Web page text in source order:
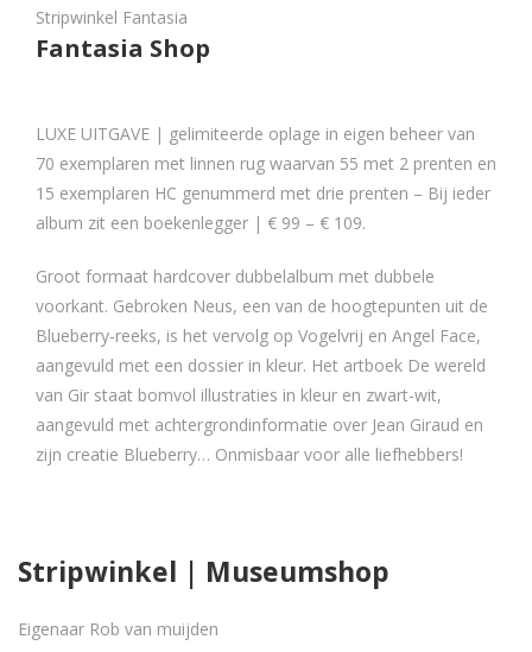
Stripwinkel Fantasia
Fantasia Shop
LUXE UITGAVE | gelimiteerde oplage in eigen beheer van
70 exemplaren met linnen rug waarvan 55 met 2 prenten en
15 exemplaren HC genummerd met drie prenten – Bij ieder
album zit een boekenlegger | € 99 – € 109.
Groot formaat hardcover dubbelalbum met dubbele
voorkant. Gebroken Neus, een van de hoogtepunten uit de
Blueberry-reeks, is het vervolg op Vogelvrij en Angel Face,
aangevuld met een dossier in kleur. Het artboek De wereld
van Gir staat bomvol illustraties in kleur en zwart-wit,
aangevuld met achtergrondinformatie over Jean Giraud en
zijn creatie Blueberry… Onmisbaar voor alle liefhebbers!
Stripwinkel | Museumshop
Eigenaar Rob van muijden